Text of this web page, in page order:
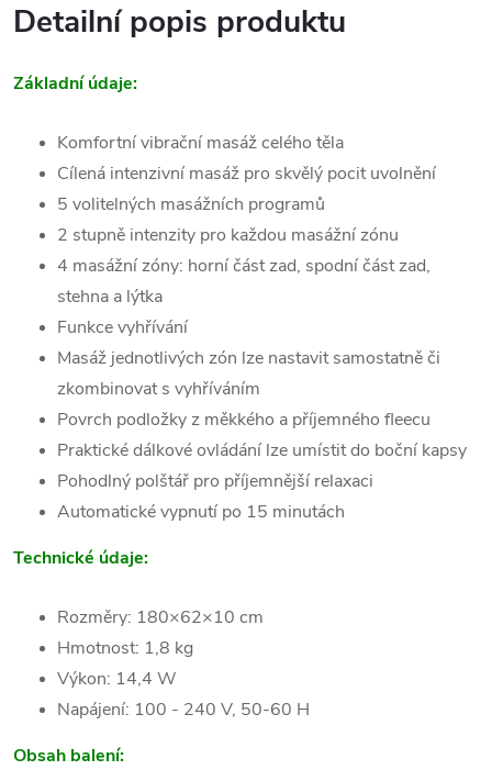
Detailní popis produktu
Základní údaje:
Komfortní vibrační masáž celého těla
Cílená intenzivní masáž pro skvělý pocit uvolnění
5 volitelných masážních programů
2 stupně intenzity pro každou masážní zónu
4 masážní zóny: horní část zad, spodní část zad,
stehna a lýtka
Funkce vyhřívání
Masáž jednotlivých zón lze nastavit samostatně či
zkombinovat s vyhříváním
Povrch podložky z měkkého a příjemného fleecu
Praktické dálkové ovládání lze umístit do boční kapsy
Pohodlný polštář pro příjemnější relaxaci
Automatické vypnutí po 15 minutách
Technické údaje:
Rozměry: 180×62×10 cm
Hmotnost: 1,8 kg
Výkon: 14,4 W
Napájení: 100 - 240 V, 50-60 H
Obsah balení: